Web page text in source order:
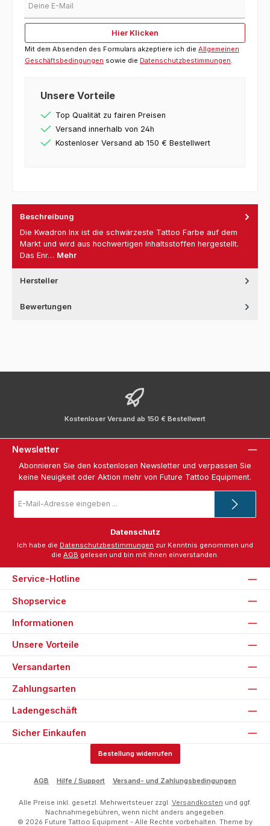
Hier Klicken
Mit dem Absenden des Formulars akzeptiere ich die Allgemeinen
Geschäftsbedingungen sowie die Datenschutzbestimmungen.
Unsere Vorteile
Top Qualität zu fairen Preisen
Versand innerhalb von 24h
Kostenloser Versand ab 150 € Bestellwert
Beschreibung
Die Kwadron Inx ist die schwärzeste Tattoo Farbe auf dem
Markt und wird aus hochwertigen Inhaltsstoffen hergestellt.
Das Enr… Mehr
Hersteller
Bewertungen
Kostenloser Versand ab 150 € Bestellwert
Newsletter
Abonnieren Sie den kostenlosen Newsletter und verpassen Sie
keine Neuigkeit oder Aktion mehr von Future Tattoo Equipment.
Mail-
*
Datenschutz
Ich habe die Datenschutzbestimmungen zur Kenntnis genommen und
die AGB gelesen und bin mit ihnen einverstanden.
Service-Hotline
Shopservice
Informationen
Unsere Vorteile
Versandarten
Zahlungsarten
Ladengeschäft
Sicher Einkaufen
Bestellung widerrufen
AGB Hilfe / Support Versand- und Zahlungsbedingungen
Alle Preise inkl. gesetzl. Mehrwertsteuer zzgl. Versandkosten und ggf.
Nachnahmegebühren, wenn nicht anders angegeben.
© 2026 Future Tattoo Equipment - Alle Rechte vorbehalten. Theme by